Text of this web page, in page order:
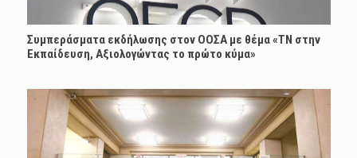
Συμπεράσματα εκδήλωσης στον ΟΟΣΑ με θέμα «ΤΝ στην
Εκπαίδευση, Αξιολογώντας το πρώτο κύμα»